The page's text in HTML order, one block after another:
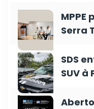
Serra
SDS
SUV à